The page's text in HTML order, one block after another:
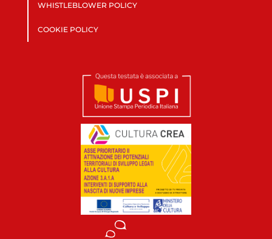
WHISTLEBLOWER POLICY
COOKIE POLICY